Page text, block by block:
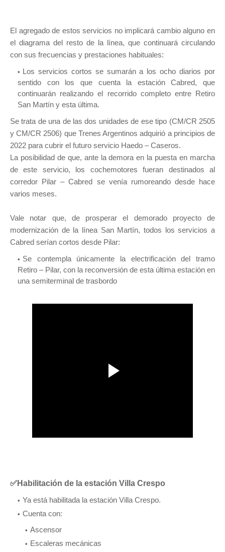
El agregado de estos servicios no implicará cambio alguno en
el diagrama del resto de la línea, que continuará circulando
con sus frecuencias y prestaciones habituales:
Los servicios cortos se sumarán a los ocho diarios por
sentido con los que cuenta la estación Cabred, que
continuarán realizando el recorrido completo entre Retiro
San Martín y esta última.
Se trata de una de las dos unidades de ese tipo (CM/CR 2505
y CM/CR 2506) que Trenes Argentinos adquirió a principios de
2022 para cubrir el futuro servicio Haedo – Caseros.
La posibilidad de que, ante la demora en la puesta en marcha
de este servicio, los cochemotores fueran destinados al
corredor Pilar – Cabred se venía rumoreando desde hace
varios meses.
Vale notar que, de prosperar el demorado proyecto de
modernización de la línea San Martín, todos los servicios a
Cabred serían cortos desde Pilar:
Se contempla únicamente la electrificación del tramo
Retiro – Pilar, con la reconversión de esta última estación en
una semiterminal de trasbordo
✅Habilitación de la estación Villa Crespo
Ya está habilitada la estación Villa Crespo.
Cuenta con:
Ascensor
Escaleras mecánicas